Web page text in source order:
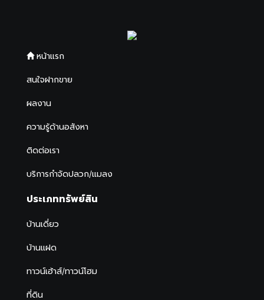
หน้าแรก
สนใจฝากขาย
ผลงาน
ความรู้ด้านอสังหา
ติดต่อเรา
บริการกำจัดปลวก/แมลง
ประเภททรัพย์สิน
บ้านเดี่ยว
บ้านแฝด
ทาวน์เฮ้าส์/ทาวน์โฮม
ที่ดิน